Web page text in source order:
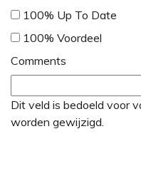
100% Up To Date
100% Voordeel
Comments
Dit veld is bedoeld voor
worden gewijzigd.